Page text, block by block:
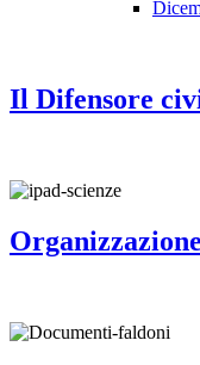
Il Difensore